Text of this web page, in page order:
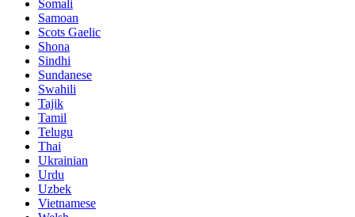
Somali
Samoan
Scots Gaelic
Shona
Sindhi
Sundanese
Swahili
Tajik
Tamil
Telugu
Thai
Ukrainian
Urdu
Uzbek
Vietnamese